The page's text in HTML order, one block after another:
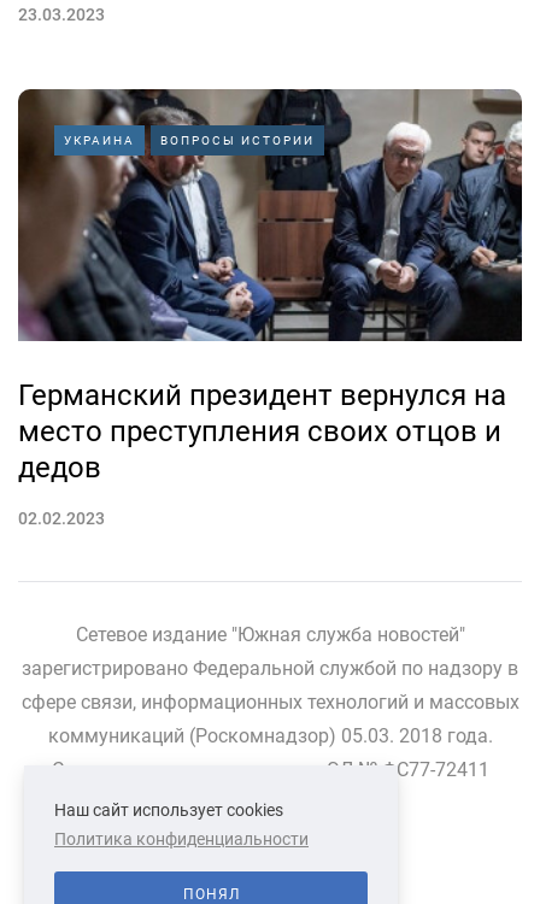
23.03.2023
УКРАИНА ВОПРОСЫ ИСТОРИИ
Германский президент вернулся на
место преступления своих отцов и
дедов
02.02.2023
Сетевое издание "Южная служба новостей"
зарегистрировано Федеральной службой по надзору в
сфере связи, информационных технологий и массовых
коммуникаций (Роскомнадзор) 05.03. 2018 года.
Свидетельство о регистрации ЭЛ № ФС77-72411
СВЯЗАТЬСЯ С НАМИ
Наш сайт использует cookies
Политика конфиденциальности
ПОНЯЛ